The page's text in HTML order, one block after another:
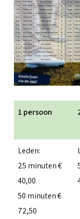
1 persoon
Leden:
25 minuten €
40,00
50 minuten €
72,50